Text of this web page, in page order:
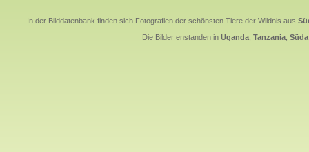
In der Bilddatenbank finden sich Fotografien der schönsten Tiere der Wildnis aus
Die Bilder enstanden in Uganda Tanzania